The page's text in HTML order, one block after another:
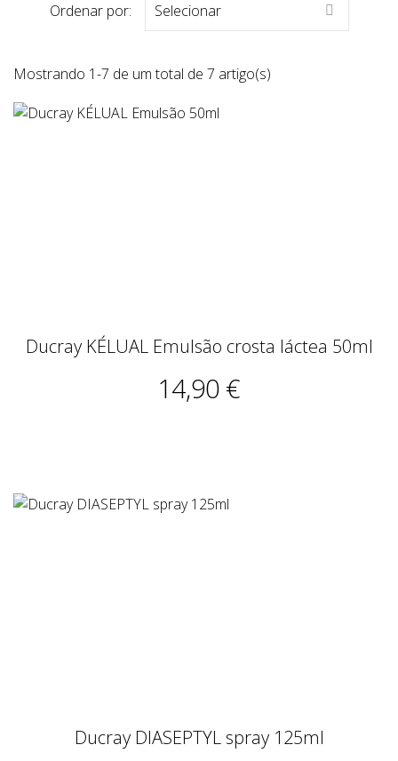
Ordenar por: Selecionar 
Mostrando 1-7 de um total de 7 artigo(s)
Ducray KÉLUAL Emulsão crosta láctea 50ml
14,90 €
Ducray DIASEPTYL spray 125ml